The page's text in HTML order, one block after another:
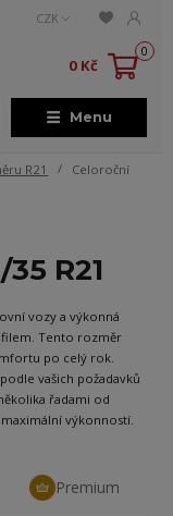
Menu
CZK
0
0 Kč
R21
Celoroční
R21
vozy a výkonná
Tento rozměr
po celý rok.
vašich požadavků
řadami od
výkonností.
Premium